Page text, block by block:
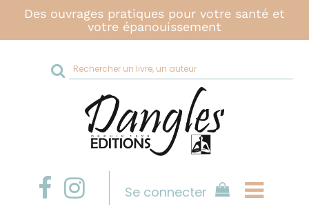
Des ouvrages pratiques pour votre santé et
votre épanouissement
Rechercher
sur
site
Se connecter